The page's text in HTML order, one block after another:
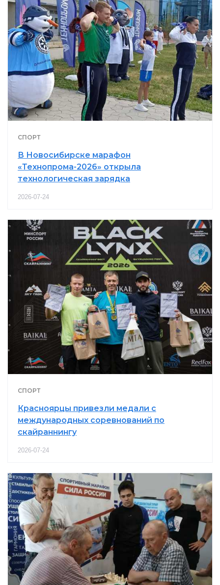
СПОРТ
В Новосибирске марафон
«Технопрома-2026» открыла
технологическая зарядка
2026-07-24
СПОРТ
Красноярцы привезли медали с
международных соревнований по
скайраннингу
2026-07-24